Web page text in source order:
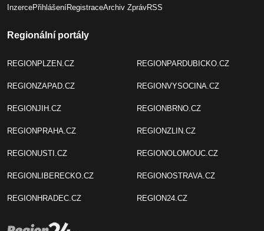
InzercePřihlášeníRegistraceArchiv ZprávRSS
Regionální portály
REGIONPLZEN.CZ
REGIONZAPAD.CZ
REGIONJIH.CZ
REGIONPRAHA.CZ
REGIONUSTI.CZ
REGIONLIBERECKO.CZ
REGIONHRADEC.CZ
REGIONPARDUBICKO.CZ
REGIONVYSOCINA.CZ
REGIONBRNO.CZ
REGIONZLIN.CZ
REGIONOLOMOUC.CZ
REGIONOSTRAVA.CZ
REGION24.CZ